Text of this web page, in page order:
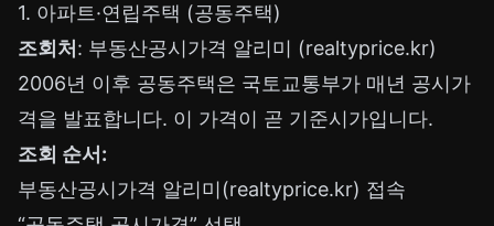
1. 아파트·연립주택 (공동주택)
조회처 : 부동산공시가격 알리미 (realtyprice.kr)
2006년 이후 공동주택은 국토교통부가 매년 공시가
격을 발표합니다. 이 가격이 곧 기준시가입니다.
조회 순서:
부동산공시가격 알리미(realtyprice.kr) 접속